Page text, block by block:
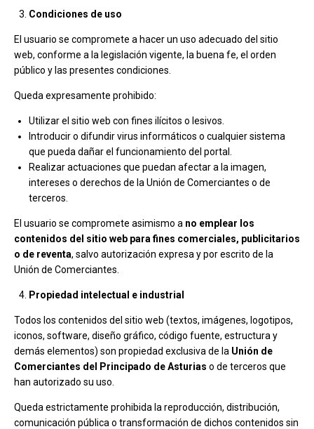
Condiciones de uso
El usuario se compromete a hacer un uso adecuado del sitio
web, conforme a la legislación vigente, la buena fe, el orden
público y las presentes condiciones.
Queda expresamente prohibido:
Utilizar el sitio web con fines ilícitos o lesivos.
Introducir o difundir virus informáticos o cualquier sistema
que pueda dañar el funcionamiento del portal.
Realizar actuaciones que puedan afectar a la imagen,
intereses o derechos de la Unión de Comerciantes o de
terceros.
El usuario se compromete asimismo a no emplear los
contenidos del sitio web para fines comerciales, publicitarios
o de reventa, salvo autorización expresa y por escrito de la
Unión de Comerciantes.
Propiedad intelectual e industrial
Todos los contenidos del sitio web (textos, imágenes, logotipos,
iconos, software, diseño gráfico, código fuente, estructura y
demás elementos) son propiedad exclusiva de la Unión de
Comerciantes del Principado de Asturias o de terceros que
han autorizado su uso.
Queda estrictamente prohibida la reproducción, distribución,
comunicación pública o transformación de dichos contenidos sin